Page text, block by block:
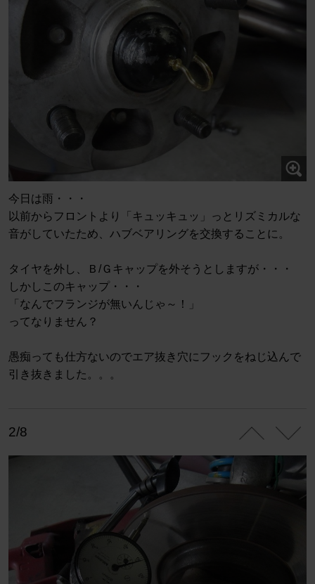
今日は雨・・・
以前からフロントより「キュッキュッ」っとリズミカルな
音がしていたため、ハブベアリングを交換することに。
タイヤを外し、Ｂ/Ｇキャップを外そうとしますが・・・
しかしこのキャップ・・・
「なんでフランジが無いんじゃ～！」
ってなりません？
愚痴っても仕方ないのでエア抜き穴にフックをねじ込んで
引き抜きました。。。
2/8